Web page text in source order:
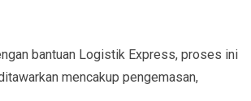
bantuan Logistik Express, proses ini
mencakup pengemasan,